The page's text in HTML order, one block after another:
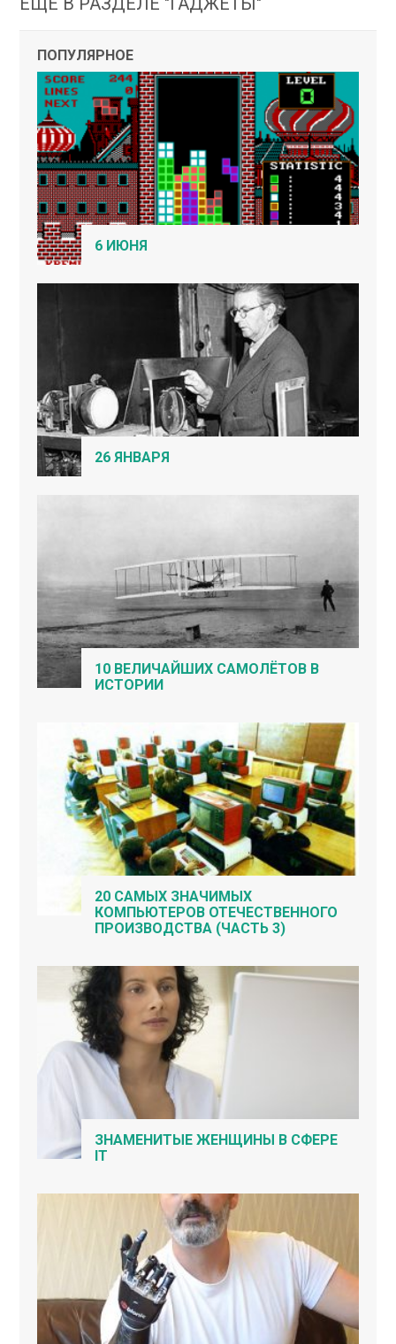
ПОПУЛЯРНОЕ
6 ИЮНЯ
26 ЯНВАРЯ
10 ВЕЛИЧАЙШИХ САМОЛЁТОВ В
ИСТОРИИ
20 САМЫХ ЗНАЧИМЫХ
КОМПЬЮТЕРОВ ОТЕЧЕСТВЕННОГО
ПРОИЗВОДСТВА (ЧАСТЬ 3)
ЗНАМЕНИТЫЕ ЖЕНЩИНЫ В СФЕРЕ
IT